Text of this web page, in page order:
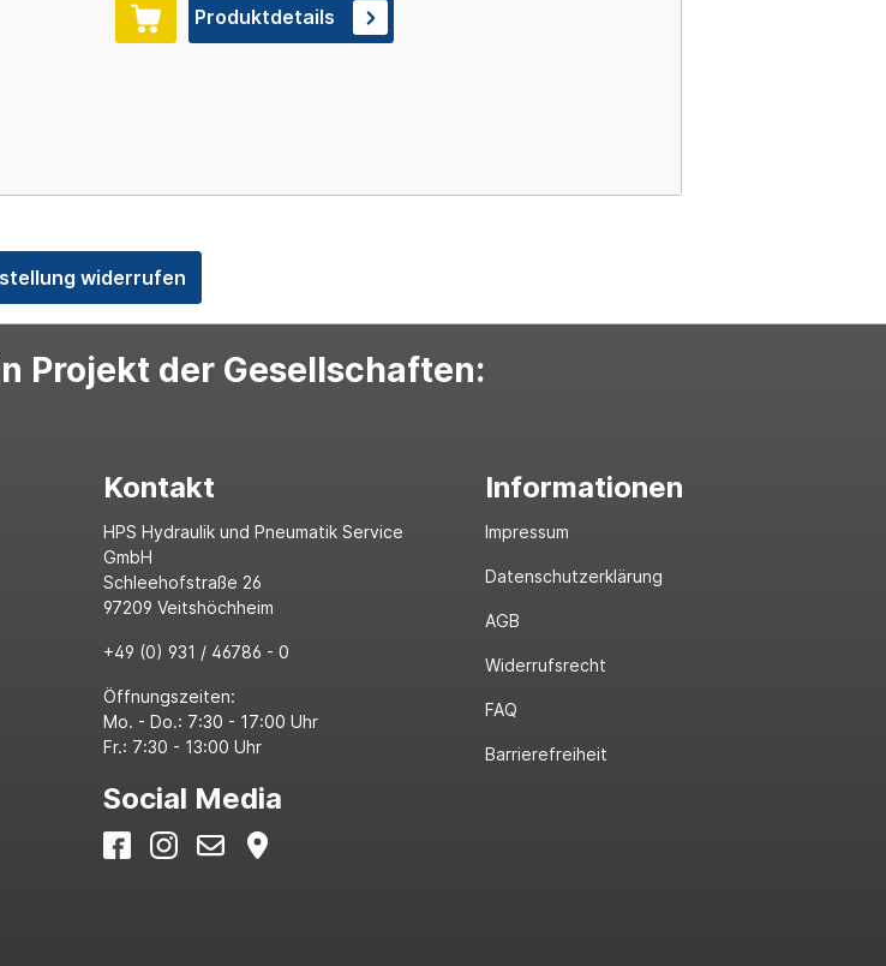
Produktdetails
widerrufen
Projekt der Gesellschaften:
Kontakt
HPS Hydraulik und Pneumatik Service
GmbH
Schleehofstraße 26
97209 Veitshöchheim
+49 (0) 931 / 46786 - 0
Öffnungszeiten:
Mo. - Do.: 7:30 - 17:00 Uhr
Fr.: 7:30 - 13:00 Uhr
Social Media
Informationen
Impressum
Datenschutzerklärung
AGB
Widerrufsrecht
FAQ
Barrierefreiheit